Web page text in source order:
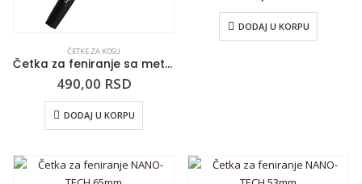
ČETKE ZA KOSU
Četka za feniranje sa metalnom tubom PROFI ROUND STYLER 25mm
490,00 RSD
DODAJ U KORPU
DODAJ U KORPU